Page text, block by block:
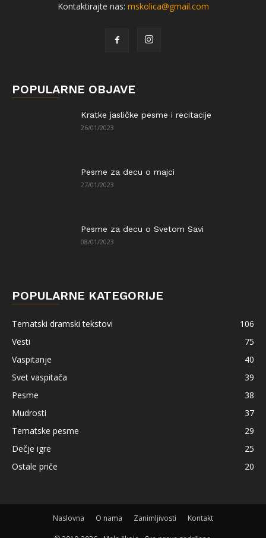
Kontaktirajte nas: mskolica@gmail.com
POPULARNE OBJAVE
Kratke jasličke pesme i recitacije
26/01/2023
Pesme za decu o majci
27/01/2023
Pesme za decu o Svetom Savi
08/01/2023
POPULARNE KATEGORIJE
Tematski dramski tekstovi
106
Vesti
75
Vaspitanje
40
Svet vaspitača
39
Pesme
38
Mudrosti
37
Tematske pesme
29
Dečje igre
25
Ostale priče
20
Naslovna O nama Zanimljivosti Kontakt